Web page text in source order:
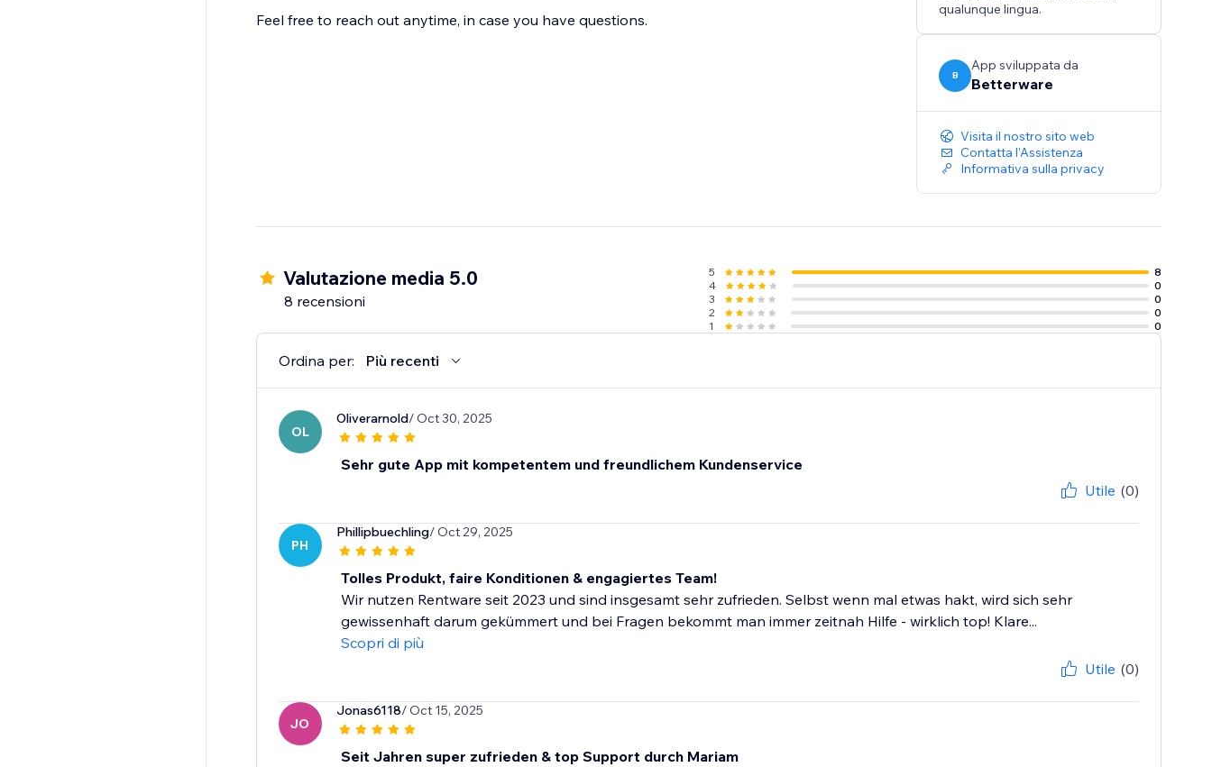
Feel free to reach out anytime, in case you have questions.
qualunque lingua.
B
App sviluppata da
Betterware
Visita il nostro sito web
Contatta l'Assistenza
Informativa sulla privacy
Valutazione media 5.0
8 recensioni
5
8
4
0
3
0
2
0
1
0
Ordina per: Più recenti
OL
Oliverarnold/ Oct 30, 2025
Sehr gute App mit kompetentem und freundlichem Kundenservice
Utile (0)
PH
Phillipbuechling/ Oct 29, 2025
Tolles Produkt, faire Konditionen & engagiertes Team!
Wir nutzen Rentware seit 2023 und sind insgesamt sehr zufrieden. Selbst wenn mal etwas hakt, wird sich sehr
gewissenhaft darum gekümmert und bei Fragen bekommt man immer zeitnah Hilfe - wirklich top! Klare...
Scopri di più
Utile (0)
JO
Jonas6118/ Oct 15, 2025
Seit Jahren super zufrieden & top Support durch Mariam